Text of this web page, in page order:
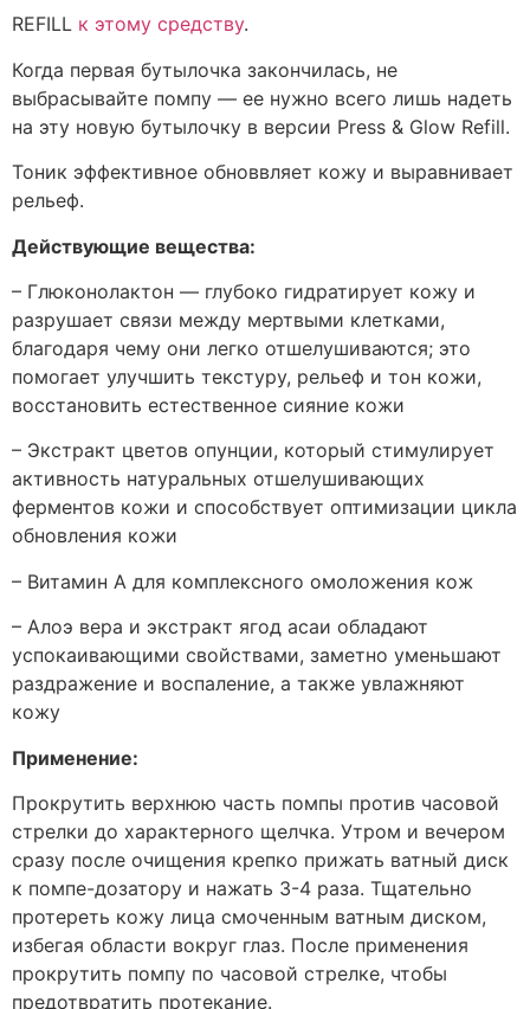
REFILL к этому средству.
Когда первая бутылочка закончилась, не
выбрасывайте помпу — ее нужно всего лишь надеть
на эту новую бутылочку в версии Press & Glow Refill.
Тоник эффективное обноввляет кожу и выравнивает
рельеф.
Действующие вещества:
– Глюконолактон — глубоко гидратирует кожу и
разрушает связи между мертвыми клетками,
благодаря чему они легко отшелушиваются; это
помогает улучшить текстуру, рельеф и тон кожи,
восстановить естественное сияние кожи
– Экстракт цветов опунции, который стимулирует
активность натуральных отшелушивающих
ферментов кожи и способствует оптимизации цикла
обновления кожи
– Витамин А для комплексного омоложения кож
– Алоэ вера и экстракт ягод асаи обладают
успокаивающими свойствами, заметно уменьшают
раздражение и воспаление, а также увлажняют
кожу
Применение:
Прокрутить верхнюю часть помпы против часовой
стрелки до характерного щелчка. Утром и вечером
сразу после очищения крепко прижать ватный диск
к помпе-дозатору и нажать 3-4 раза. Тщательно
протереть кожу лица смоченным ватным диском,
избегая области вокруг глаз. После применения
прокрутить помпу по часовой стрелке, чтобы
предотвратить протекание.